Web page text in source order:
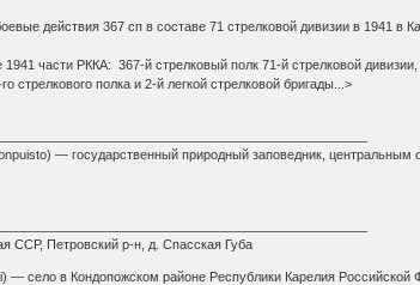
действия 367 сп в составе 71 стрелковой дивизии в 1941 в
части РККА: 367-й стрелковый полк 71-й стрелковой
стрелкового полка и 2-й легкой стрелковой бригады...>
— государственный природный заповедник,
ССР, Петровский р-н, д. Спасская Губа
село в Кондопожском районе Республики Карелия Российской